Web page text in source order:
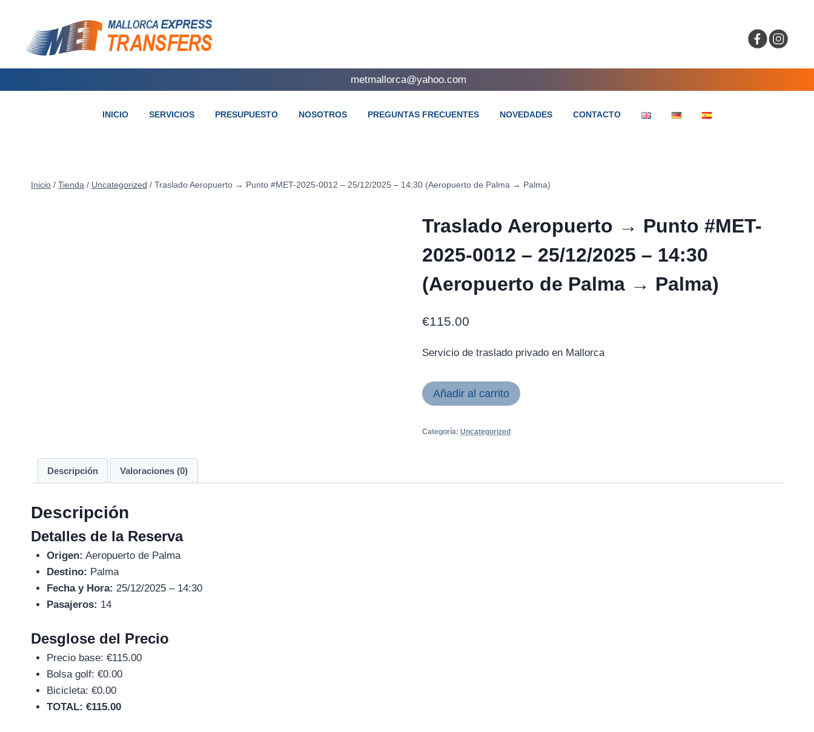
metmallorca@yahoo.com
INICIO SERVICIOS PRESUPUESTO NOSOTROS PREGUNTAS FRECUENTES NOVEDADES CONTACTO
Inicio / Tienda / Uncategorized / Traslado Aeropuerto → Punto #MET-2025-0012 – 25/12/2025 – 14:30 (Aeropuerto de Palma → Palma)
Traslado Aeropuerto → Punto #MET-
2025-0012 – 25/12/2025 – 14:30
(Aeropuerto de Palma → Palma)
€115.00
Servicio de traslado privado en Mallorca
Añadir al carrito
Categoría: Uncategorized
Descripción Valoraciones (0)
Descripción
Detalles de la Reserva
Origen: Aeropuerto de Palma
Destino: Palma
Fecha y Hora: 25/12/2025 – 14:30
Pasajeros: 14
Desglose del Precio
Precio base: €115.00
Bolsa golf: €0.00
Bicicleta: €0.00
TOTAL: €115.00